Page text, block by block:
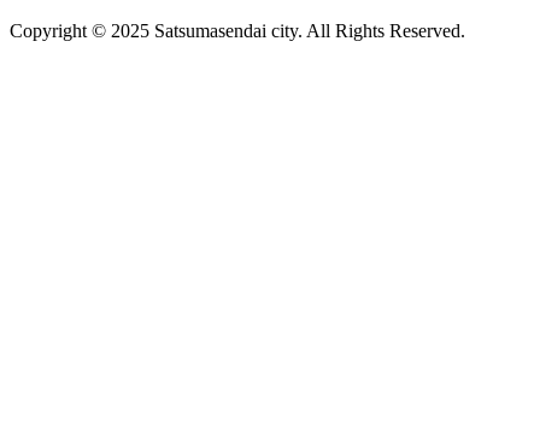
Copyright © 2025 Satsumasendai city. All Rights Reserved.